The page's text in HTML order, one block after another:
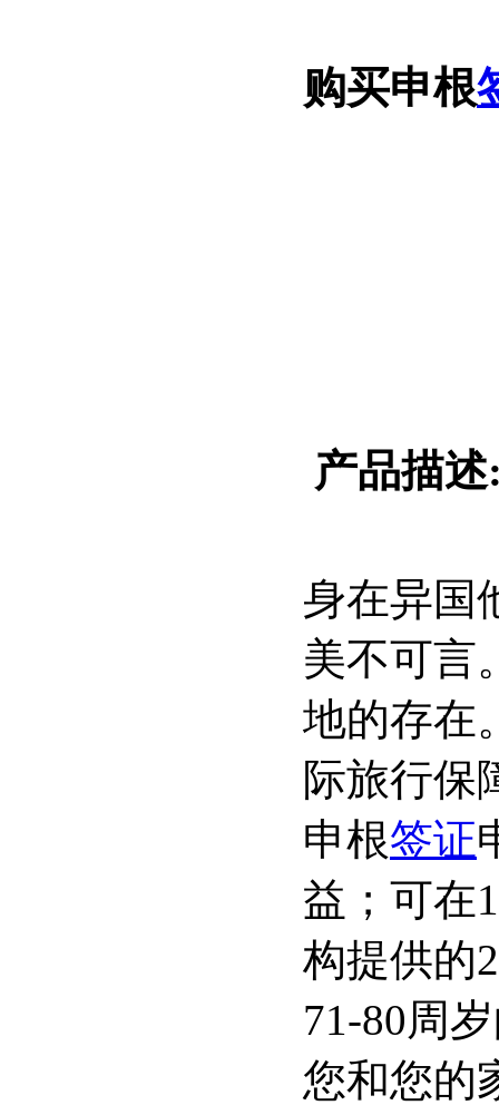
购买申根
产品描述
身在异国
美不可言
地的存在
际旅行保
申根签证
益；可在
构提供的
71-80周
您和您的